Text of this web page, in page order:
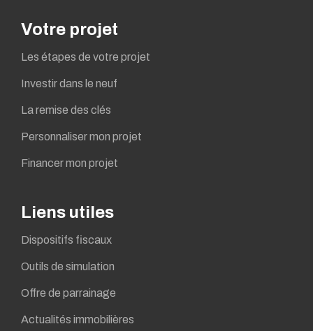
Votre projet
Les étapes de votre projet
Investir dans le neuf
La remise des clés
Personnaliser mon projet
Financer mon projet
Liens utiles
Dispositifs fiscaux
Outils de simulation
Offre de parrainage
Actualités immobilières